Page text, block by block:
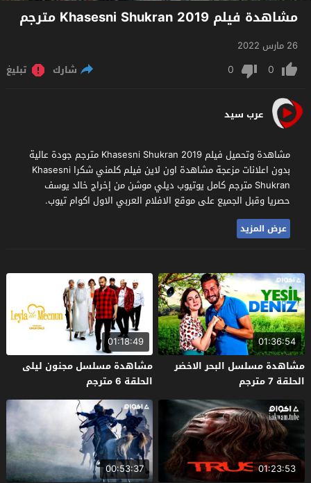
مشاهدة فيلم Khasesni Shukran 2019 مترجم
26 مارس 2022
0
0 شارك تبليغ
عرب سيد
مشاهدة وتحميل فيلم Khasesni Shukran 2019 مترجم جودة عالية
بدون اعلانات مزعجة مشاهدة اون لاين فيلم كلمني شكرا Khasesni
Shukran مترجم كامل يوتيوب ديلي موشن من إخراج خالد يوسف
حصريا وقبل الجميع على موقع الافلام العربي الاول اكوام تيوب.
عرض المزيد
01:36:54
مشاهدة مسلسل البحر الاخضر
الحلقة 7 مترجم
01:18:49
مشاهدة مسلسل مجنون ليلى
الحلقة 6 مترجم
01:23:53
00:53:37